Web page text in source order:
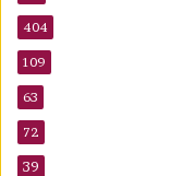
404
109
63
72
39